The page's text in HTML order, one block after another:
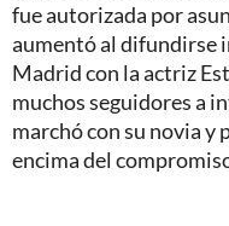
fue autorizada por
aumentó al difundirse
Madrid con la actriz
muchos seguidores a
marchó con su novia y
encima del